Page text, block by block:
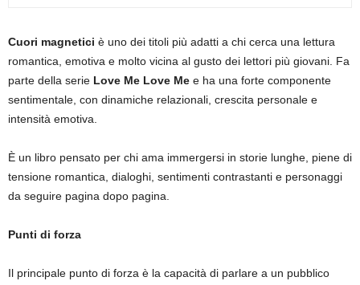
Cuori magnetici è uno dei titoli più adatti a chi cerca una lettura
romantica, emotiva e molto vicina al gusto dei lettori più giovani. Fa
parte della serie Love Me Love Me e ha una forte componente
sentimentale, con dinamiche relazionali, crescita personale e
intensità emotiva.
È un libro pensato per chi ama immergersi in storie lunghe, piene di
tensione romantica, dialoghi, sentimenti contrastanti e personaggi
da seguire pagina dopo pagina.
Punti di forza
Il principale punto di forza è la capacità di parlare a un pubblico